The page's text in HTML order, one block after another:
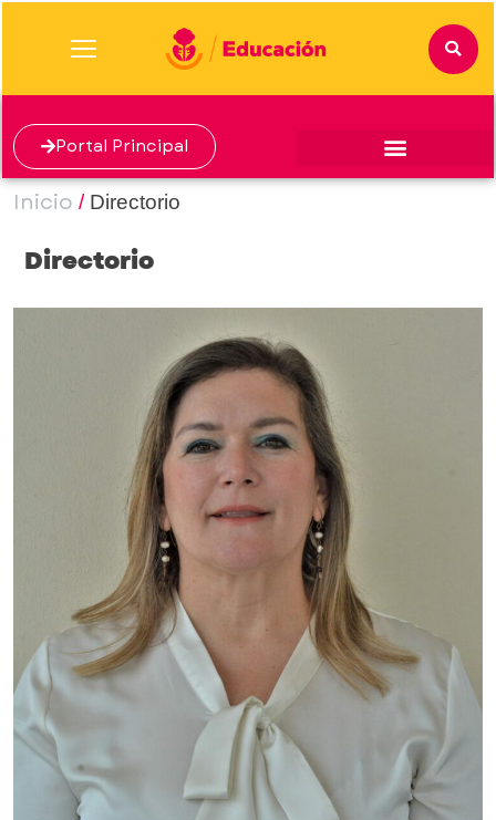
Portal Principal
Inicio / Directorio
Directorio